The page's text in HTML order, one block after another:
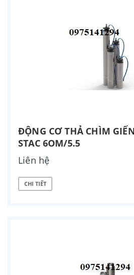
ĐỘNG CƠ THẢ CHÌM
STAC 6OM/5.5
Liên hệ
CHI TIẾT